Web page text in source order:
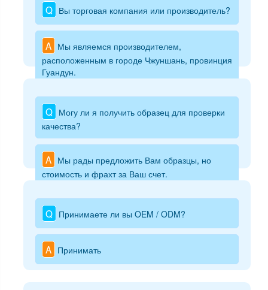
Q Вы торговая компания или производитель?
A Мы являемся производителем,
расположенным в городе Чжуншань, провинция
Гуандун.
Q Могу ли я получить образец для проверки
качества?
A Мы рады предложить Вам образцы, но
стоимость и фрахт за Ваш счет.
Q Принимаете ли вы OEM / ODM?
A Принимать